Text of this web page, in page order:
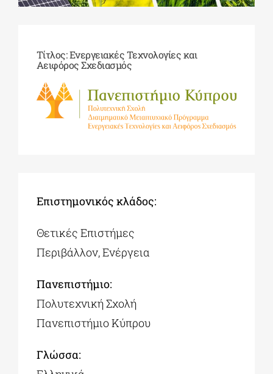
ΠΟΛΙΤΙΣΤΙΚΟΙ ΦΟΡΕΙΣ
ΔΗΜΟΙ
ΕΚΔΗΛΩΣΕΙΣ
Τίτλος: Ενεργειακές Τεχνολογίες και
Αειφόρος Σχεδιασμός
Επιστημονικός κλάδος:
Θετικές Επιστήμες
Περιβάλλον, Ενέργεια
Πανεπιστήμιο:
Πολυτεχνική Σχολή
Πανεπιστήμιο Κύπρου
Γλώσσα: